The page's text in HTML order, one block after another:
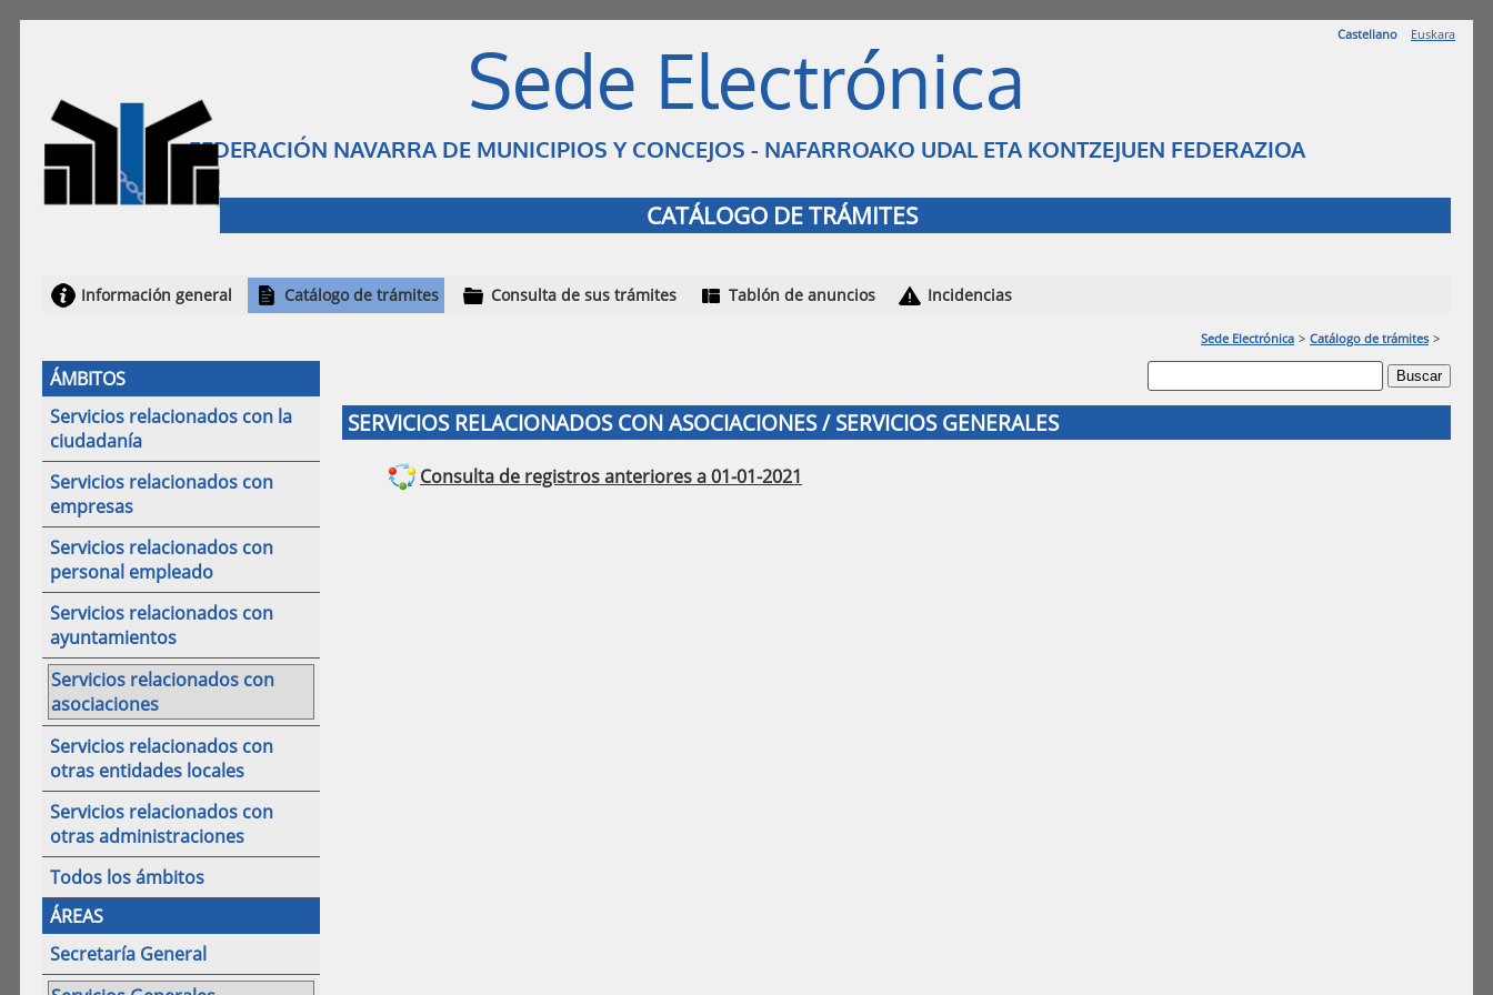
Castellano Euskara
Sede Electrónica
FEDERACIÓN NAVARRA DE MUNICIPIOS Y CONCEJOS - NAFARROAKO UDAL ETA KONTZEJUEN FEDERAZIOA
CATÁLOGO DE TRÁMITES
Información general Catálogo de trámites Consulta de sus trámites Tablón de anuncios Incidencias
Sede Electrónica > Catálogo de trámites >
ÁMBITOS
Servicios relacionados con la
ciudadanía
Servicios relacionados con
empresas
Servicios relacionados con
personal empleado
Servicios relacionados con
ayuntamientos
Servicios relacionados con
asociaciones
Servicios relacionados con
otras entidades locales
Servicios relacionados con
otras administraciones
Todos los ámbitos
ÁREAS
Secretaría General
SERVICIOS RELACIONADOS CON ASOCIACIONES / SERVICIOS GENERALES
Consulta de registros anteriores a 01-01-2021